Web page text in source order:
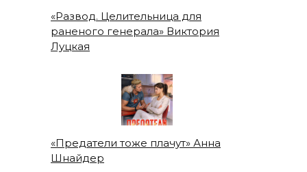
«Развод. Целительница для
раненого генерала» Виктория
Луцкая
«Предатели тоже плачут» Анна
Шнайдер